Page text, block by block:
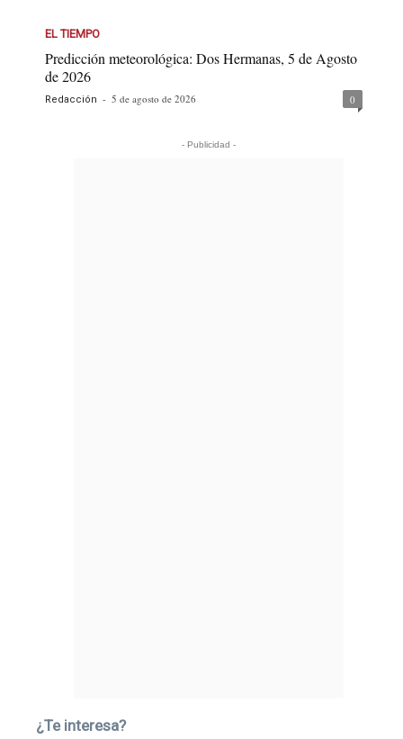
EL TIEMPO
Predicción meteorológica: Dos Hermanas, 5 de Agosto
de 2026
Redacción - 5 de agosto de 2026 0
- Publicidad -
¿Te interesa?